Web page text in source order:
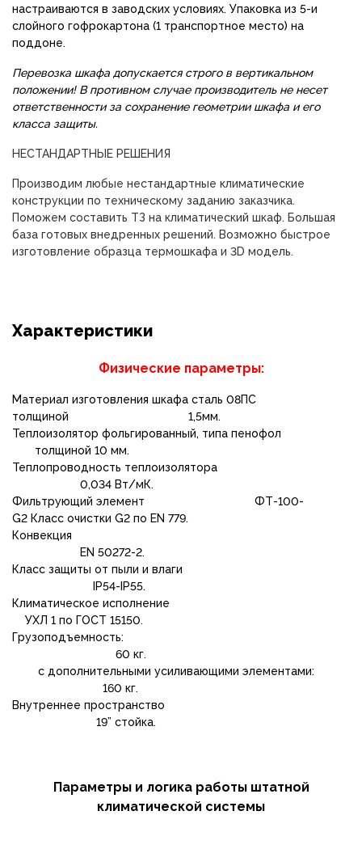
настраиваются в заводских условиях. Упаковка из 5-и
слойного гофрокартона (1 транспортное место) на
поддоне.
Перевозка шкафа допускается строго в вертикальном
положении! В противном случае производитель не несет
ответственности за сохранение геометрии шкафа и его
класса защиты.
НЕСТАНДАРТНЫЕ РЕШЕНИЯ
Производим любые нестандартные климатические
конструкции по техническому заданию заказчика.
Поможем составить ТЗ на климатический шкаф. Большая
база готовых внедренных решений. Возможно быстрое
изготовление образца термошкафа и 3D модель.
Характеристики
Физические параметры:
Материал изготовления шкафа сталь 08ПС
толщиной 1,5мм.
Теплоизолятор фольгированный, типа пенофол
толщиной 10 мм.
Теплопроводность теплоизолятора
0,034 Вт/мК.
Фильтрующий элемент ФТ-100-
G2 Класс очистки G2 по EN 779.
Конвекция
EN 50272-2.
Класс защиты от пыли и влаги
IP54-IP55.
Климатическое исполнение
УХЛ 1 по ГОСТ 15150.
Грузоподъемность:
60 кг.
с дополнительными усиливающими элементами:
160 кг.
Внутреннее пространство
19” стойка.
Параметры и логика работы штатной
климатической системы